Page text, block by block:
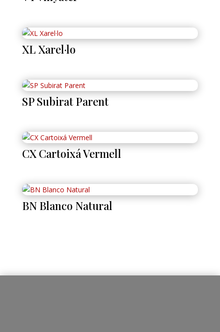
XL Xarel·lo
SP Subirat Parent
CX Cartoixá Vermell
BN Blanco Natural